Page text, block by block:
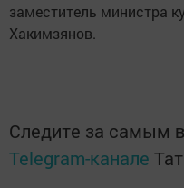
заместитель министра
Хакимзянов.
Следите за самым
Telegram-канале